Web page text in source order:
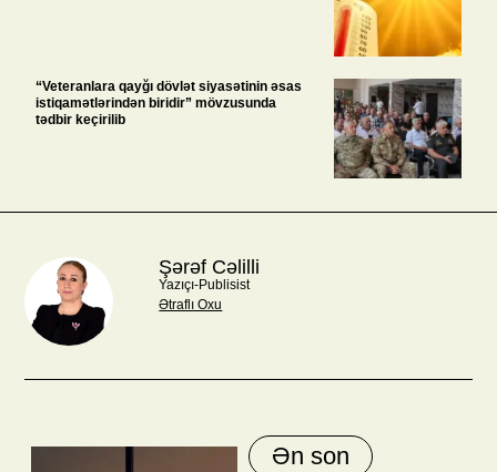
“Veteranlara qayğı dövlət siyasətinin əsas
istiqamətlərindən biridir” mövzusunda
tədbir keçirilib
Şərəf Cəlilli
Yazıçı-Publisist
Ətraflı Oxu
Ən son